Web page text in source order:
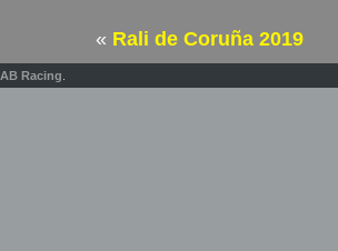
« Rali de Coruña 2019
AB Racing